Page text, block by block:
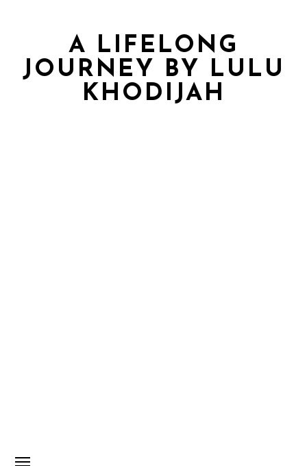
A LIFELONG
JOURNEY BY LULU
KHODIJAH